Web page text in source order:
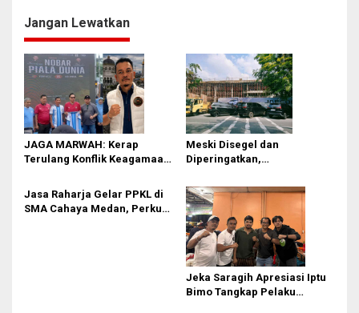
Jangan Lewatkan
JAGA MARWAH: Kerap
Terulang Konflik Keagamaan,
Ciptakan Kondusifitas
Meski Disegel dan
Diperingatkan,
Tanpa PBG Tetap Berlanjut di
Medan
Jasa Raharja Gelar PPKL di
SMA Cahaya Medan, Perkuat
Jeka Saragih Apresiasi Iptu
Bimo Tangkap Pelaku